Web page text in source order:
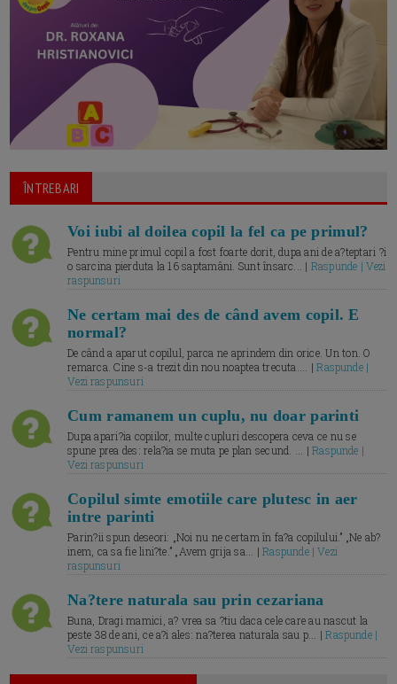
ÎNTREBARI
Voi iubi al doilea copil la fel ca pe primul?
Pentru mine primul copil a fost foarte dorit, dupa ani de a?teptari ?i
o sarcina pierduta la 16 saptamâni. Sunt însarc... | Raspunde | Vezi
raspunsuri
Ne certam mai des de când avem copil. E
normal?
De când a aparut copilul, parca ne aprindem din orice. Un ton. O
remarca. Cine s-a trezit din nou noaptea trecuta.... |Raspunde |
Vezi raspunsuri
Cum ramanem un cuplu, nu doar parinti
Dupa apari?ia copiilor, multe cupluri descopera ceva ce nu se
spune prea des: rela?ia se muta pe plan secund. ... |Raspunde |
Vezi raspunsuri
Copilul simte emotiile care plutesc in aer
intre parinti
Parin?ii spun deseori: „Noi nu ne certam în fa?a copilului.” „Ne ab?
inem, ca sa fie lini?te.” „Avem grija sa... |Raspunde | Vezi
raspunsuri
Na?tere naturala sau prin cezariana
Buna, Dragi mamici, a? vrea sa ?tiu daca cele care au nascut la
peste 38 de ani, ce a?i ales: na?terea naturala sau p... |Raspunde |
Vezi raspunsuri